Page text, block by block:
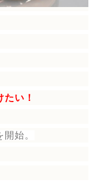
い！
始。